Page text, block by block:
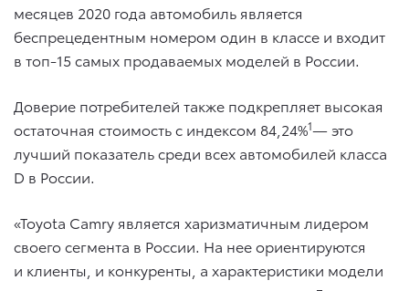
месяцев 2020 года автомобиль является
беспрецедентным номером один в классе и входит
в топ-15 самых продаваемых моделей в России.
Доверие потребителей также подкрепляет высокая
остаточная стоимость с индексом 84,24%1— это
лучший показатель среди всех автомобилей класса
D в России.
«Toyota Camry является харизматичным лидером
своего сегмента в России. На нее ориентируются
и клиенты, и конкуренты, а характеристики модели